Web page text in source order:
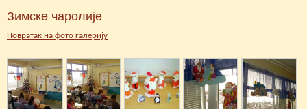
Зимске чаролије
Повратак на фото галерију